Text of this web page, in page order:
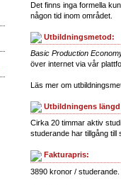
Det finns inga formella
någon tid inom området.
Utbildningsmetod:
Basic Production
över internet via vår
Läs mer om
Utbildningens
Cirka 20 timmar aktiv
studerande har tillgång till
Fakturapris:
3890 kronor / studerande.